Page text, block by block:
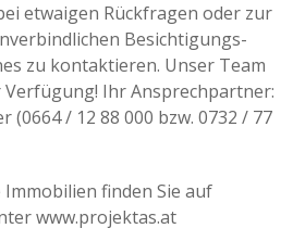
etwaigen Rückfragen oder zur
Besichtigungs-
zu kontaktieren. Unser Team
Ihr Ansprechpartner:
(0664 / 12 88 000 bzw. 0732 / 77
Immobilien finden Sie auf
www.projektas.at